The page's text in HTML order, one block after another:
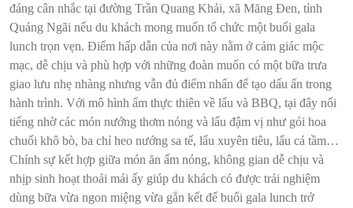
đáng cân nhắc tại đường Trần Quang Khải, xã Măng Đen, tỉnh
Quảng Ngãi nếu du khách mong muốn tổ chức một buổi gala
lunch trọn vẹn. Điểm hấp dẫn của nơi này nằm ở cảm giác mộc
mạc, dễ chịu và phù hợp với những đoàn muốn có một bữa trưa
giao lưu nhẹ nhàng nhưng vẫn đủ điểm nhấn để tạo dấu ấn trong
hành trình. Với mô hình ẩm thực thiên về lẩu và BBQ, tại đây nổi
tiếng nhờ các món nướng thơm nóng và lẩu đậm vị như gỏi hoa
chuối khô bò, ba chỉ heo nướng sa tế, lẩu xuyên tiêu, lẩu cá tầm…
Chính sự kết hợp giữa món ăn ấm nóng, không gian dễ chịu và
nhịp sinh hoạt thoải mái ấy giúp du khách có được trải nghiệm
dùng bữa vừa ngon miệng vừa gắn kết để buổi gala lunch trở